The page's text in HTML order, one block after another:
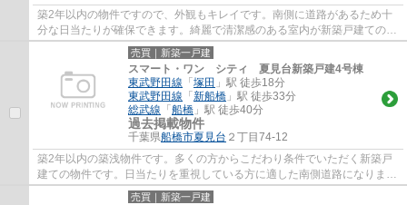
築2年以内の物件ですので、外観もキレイです。南側に道路があるため十
分な日当たりが確保できます。綺麗で清潔感のある室内が新築戸建ての特
徴です。船橋市についてお問い合わせいただ...
売買｜新築一戸建
スマート・ワン シティ 夏見台新築戸建4号棟
東武野田線 「 塚田 」駅 徒歩18分
東武野田線 「 新船橋 」駅 徒歩33分
総武線 「 船橋 」駅 徒歩40分
過去掲載物件
千葉県船橋市夏見台 ２丁目74-12
築2年以内の築浅物件です。多くの方からこだわり条件でいただく新築戸
建ての物件です。日当たりを重視している方に適した南側道路になりま
す。当社スタッフが不動産の購入をサポートさ...
売買｜新築一戸建